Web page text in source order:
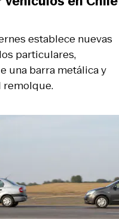
establece nuevas
particulares,
una barra metálica y
remolque.